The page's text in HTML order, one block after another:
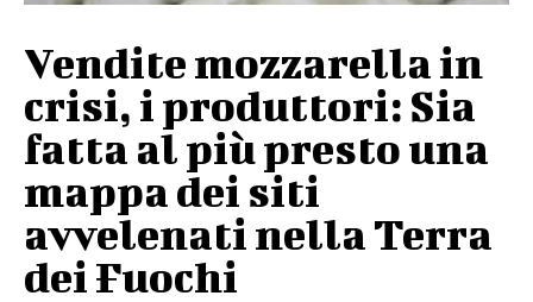
Vendite mozzarella in
crisi, i produttori: Sia
fatta al più presto una
mappa dei siti
avvelenati nella Terra
dei Fuochi